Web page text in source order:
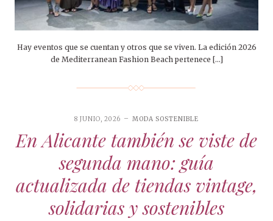
Hay eventos que se cuentan y otros que se viven. La edición 2026
de Mediterranean Fashion Beach pertenece […]
8 JUNIO, 2026 MODA SOSTENIBLE
En Alicante también se viste de
segunda mano: guía
actualizada de tiendas vintage,
solidarias y sostenibles